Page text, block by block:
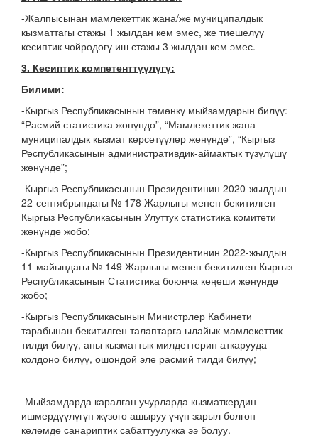
-Жалпысынан мамлекеттик жана/же муниципалдык
кызматтагы стажы 1 жылдан кем эмес, же тиешелүү
кесиптик чөйрөдөгү иш стажы 3 жылдан кем эмес.
3. Кесиптик компетенттүүлүгү:
Билими:
-Кыргыз Республикасынын төмөнкү мыйзамдарын билүү:
“Расмий статистика жөнүндө”, “Мамлекеттик жана
муниципалдык кызмат көрсөтүүлөр жөнүндө”, “Кыргыз
Республикасынын административдик-аймактык түзүлүшү
жөнүндө”;
-Кыргыз Республикасынын Президентинин 2020-жылдын
22-сентябрындагы № 178 Жарлыгы менен бекитилген
Кыргыз Республикасынын Улуттук статистика комитети
жөнүндө жобо;
-Кыргыз Республикасынын Президентинин 2022-жылдын
11-майындагы № 149 Жарлыгы менен бекитилген Кыргыз
Республикасынын Статистика боюнча кеңеши жөнүндө
жобо;
-Кыргыз Республикасынын Министрлер Кабинети
тарабынан бекитилген талаптарга ылайык мамлекеттик
тилди билүү, аны кызматтык милдеттерин аткарууда
колдоно билүү, ошондой эле расмий тилди билүү;
-Мыйзамдарда каралган учурларда кызматкердин
ишмердүүлүгүн жүзөгө ашыруу үчүн зарыл болгон
көлөмдө санариптик сабаттуулукка ээ болуу.